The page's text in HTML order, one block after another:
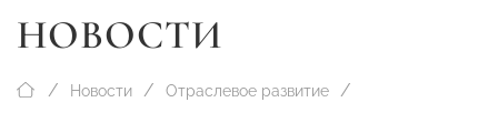
НОВОСТИ
Новости Отраслевое развитие